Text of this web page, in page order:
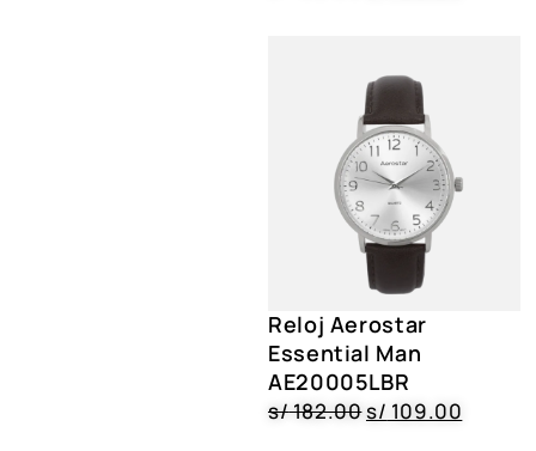
Reloj Aerostar
Essential Man
AE20005LBR
s/182.00s/ 109.00